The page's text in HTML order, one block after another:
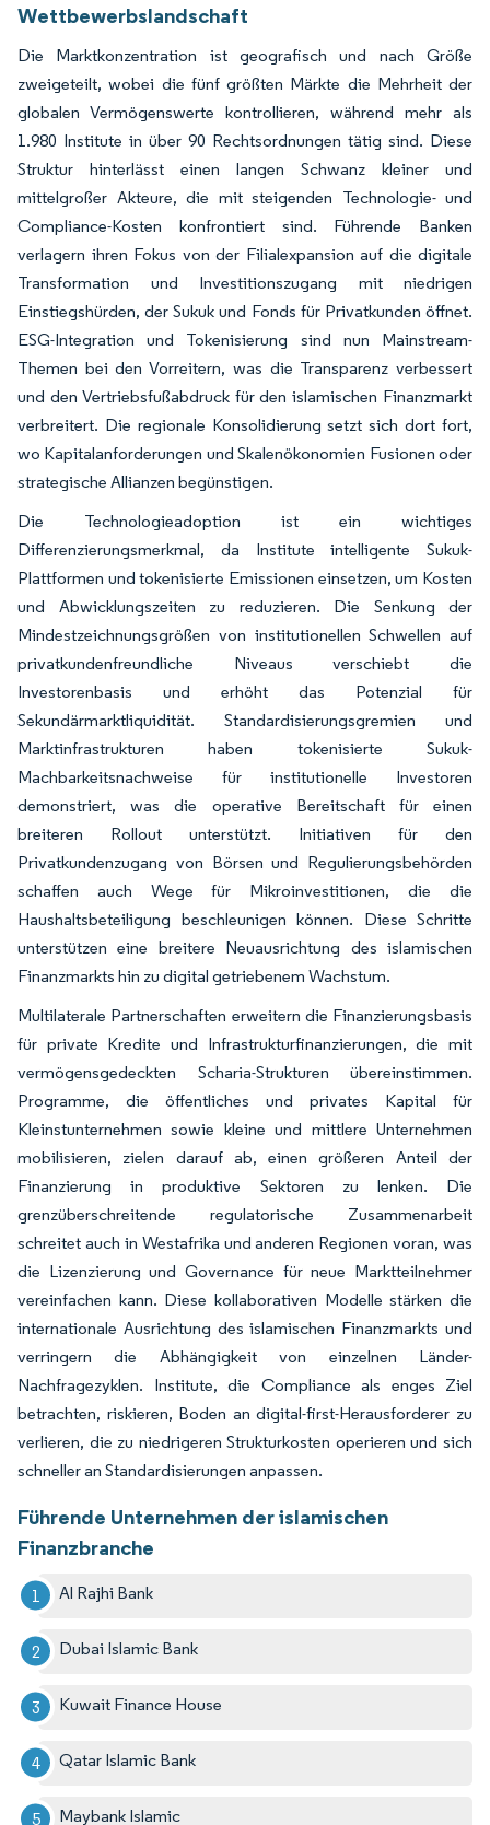
Wettbewerbslandschaft
Die Marktkonzentration ist geografisch und nach Größe
zweigeteilt, wobei die fünf größten Märkte die Mehrheit der
globalen Vermögenswerte kontrollieren, während mehr als
1.980 Institute in über 90 Rechtsordnungen tätig sind. Diese
Struktur hinterlässt einen langen Schwanz kleiner und
mittelgroßer Akteure, die mit steigenden Technologie- und
Compliance-Kosten konfrontiert sind. Führende Banken
verlagern ihren Fokus von der Filialexpansion auf die digitale
Transformation und Investitionszugang mit niedrigen
Einstiegshürden, der Sukuk und Fonds für Privatkunden öffnet.
ESG-Integration und Tokenisierung sind nun Mainstream-
Themen bei den Vorreitern, was die Transparenz verbessert
und den Vertriebsfußabdruck für den islamischen Finanzmarkt
verbreitert. Die regionale Konsolidierung setzt sich dort fort,
wo Kapitalanforderungen und Skalenökonomien Fusionen oder
strategische Allianzen begünstigen.
Die Technologieadoption ist ein wichtiges
Differenzierungsmerkmal, da Institute intelligente Sukuk-
Plattformen und tokenisierte Emissionen einsetzen, um Kosten
und Abwicklungszeiten zu reduzieren. Die Senkung der
Mindestzeichnungsgrößen von institutionellen Schwellen auf
privatkundenfreundliche Niveaus verschiebt die
Investorenbasis und erhöht das Potenzial für
Sekundärmarktliquidität. Standardisierungsgremien und
Marktinfrastrukturen haben tokenisierte Sukuk-
Machbarkeitsnachweise für institutionelle Investoren
demonstriert, was die operative Bereitschaft für einen
breiteren Rollout unterstützt. Initiativen für den
Privatkundenzugang von Börsen und Regulierungsbehörden
schaffen auch Wege für Mikroinvestitionen, die die
Haushaltsbeteiligung beschleunigen können. Diese Schritte
unterstützen eine breitere Neuausrichtung des islamischen
Finanzmarkts hin zu digital getriebenem Wachstum.
Multilaterale Partnerschaften erweitern die Finanzierungsbasis
für private Kredite und Infrastrukturfinanzierungen, die mit
vermögensgedeckten Scharia-Strukturen übereinstimmen.
Programme, die öffentliches und privates Kapital für
Kleinstunternehmen sowie kleine und mittlere Unternehmen
mobilisieren, zielen darauf ab, einen größeren Anteil der
Finanzierung in produktive Sektoren zu lenken. Die
grenzüberschreitende regulatorische Zusammenarbeit
schreitet auch in Westafrika und anderen Regionen voran, was
die Lizenzierung und Governance für neue Marktteilnehmer
vereinfachen kann. Diese kollaborativen Modelle stärken die
internationale Ausrichtung des islamischen Finanzmarkts und
verringern die Abhängigkeit von einzelnen Länder-
Nachfragezyklen. Institute, die Compliance als enges Ziel
betrachten, riskieren, Boden an digital-first-Herausforderer zu
verlieren, die zu niedrigeren Strukturkosten operieren und sich
schneller an Standardisierungen anpassen.
Führende Unternehmen der islamischen
Finanzbranche
Al Rajhi Bank
Dubai Islamic Bank
Kuwait Finance House
Qatar Islamic Bank
Maybank Islamic